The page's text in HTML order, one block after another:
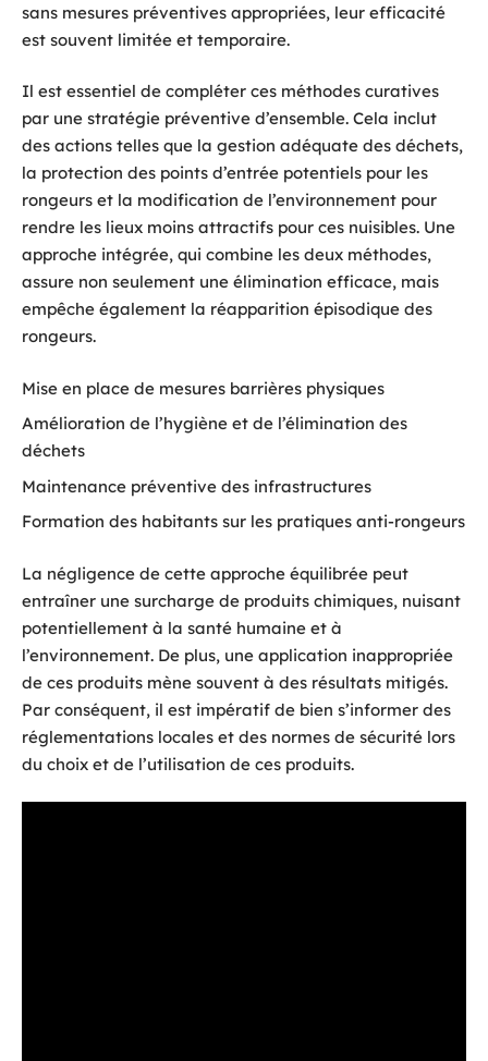
sans mesures préventives appropriées, leur efficacité
est souvent limitée et temporaire.
Il est essentiel de compléter ces méthodes curatives
par une stratégie préventive d’ensemble. Cela inclut
des actions telles que la gestion adéquate des déchets,
la protection des points d’entrée potentiels pour les
rongeurs et la modification de l’environnement pour
rendre les lieux moins attractifs pour ces nuisibles. Une
approche intégrée, qui combine les deux méthodes,
assure non seulement une élimination efficace, mais
empêche également la réapparition épisodique des
rongeurs.
Mise en place de mesures barrières physiques
Amélioration de l’hygiène et de l’élimination des
déchets
Maintenance préventive des infrastructures
Formation des habitants sur les pratiques anti-rongeurs
La négligence de cette approche équilibrée peut
entraîner une surcharge de produits chimiques, nuisant
potentiellement à la santé humaine et à
l’environnement. De plus, une application inappropriée
de ces produits mène souvent à des résultats mitigés.
Par conséquent, il est impératif de bien s’informer des
réglementations locales et des normes de sécurité lors
du choix et de l’utilisation de ces produits.